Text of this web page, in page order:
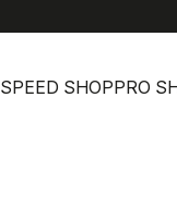
SPEED SHOPPRO